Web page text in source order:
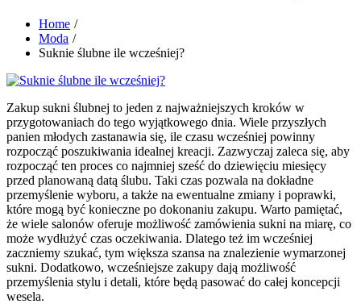
Home
Moda
Suknie ślubne ile wcześniej?
Zakup sukni ślubnej to jeden z najważniejszych kroków w
przygotowaniach do tego wyjątkowego dnia. Wiele przyszłych
panien młodych zastanawia się, ile czasu wcześniej powinny
rozpocząć poszukiwania idealnej kreacji. Zazwyczaj zaleca się, aby
rozpocząć ten proces co najmniej sześć do dziewięciu miesięcy
przed planowaną datą ślubu. Taki czas pozwala na dokładne
przemyślenie wyboru, a także na ewentualne zmiany i poprawki,
które mogą być konieczne po dokonaniu zakupu. Warto pamiętać,
że wiele salonów oferuje możliwość zamówienia sukni na miarę, co
może wydłużyć czas oczekiwania. Dlatego też im wcześniej
zaczniemy szukać, tym większa szansa na znalezienie wymarzonej
sukni. Dodatkowo, wcześniejsze zakupy dają możliwość
przemyślenia stylu i detali, które będą pasować do całej koncepcji
wesela.